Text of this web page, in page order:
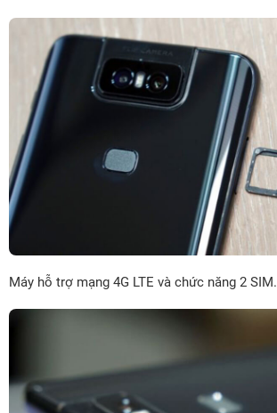
Máy hỗ trợ mạng 4G LTE và chức năng 2 SIM.